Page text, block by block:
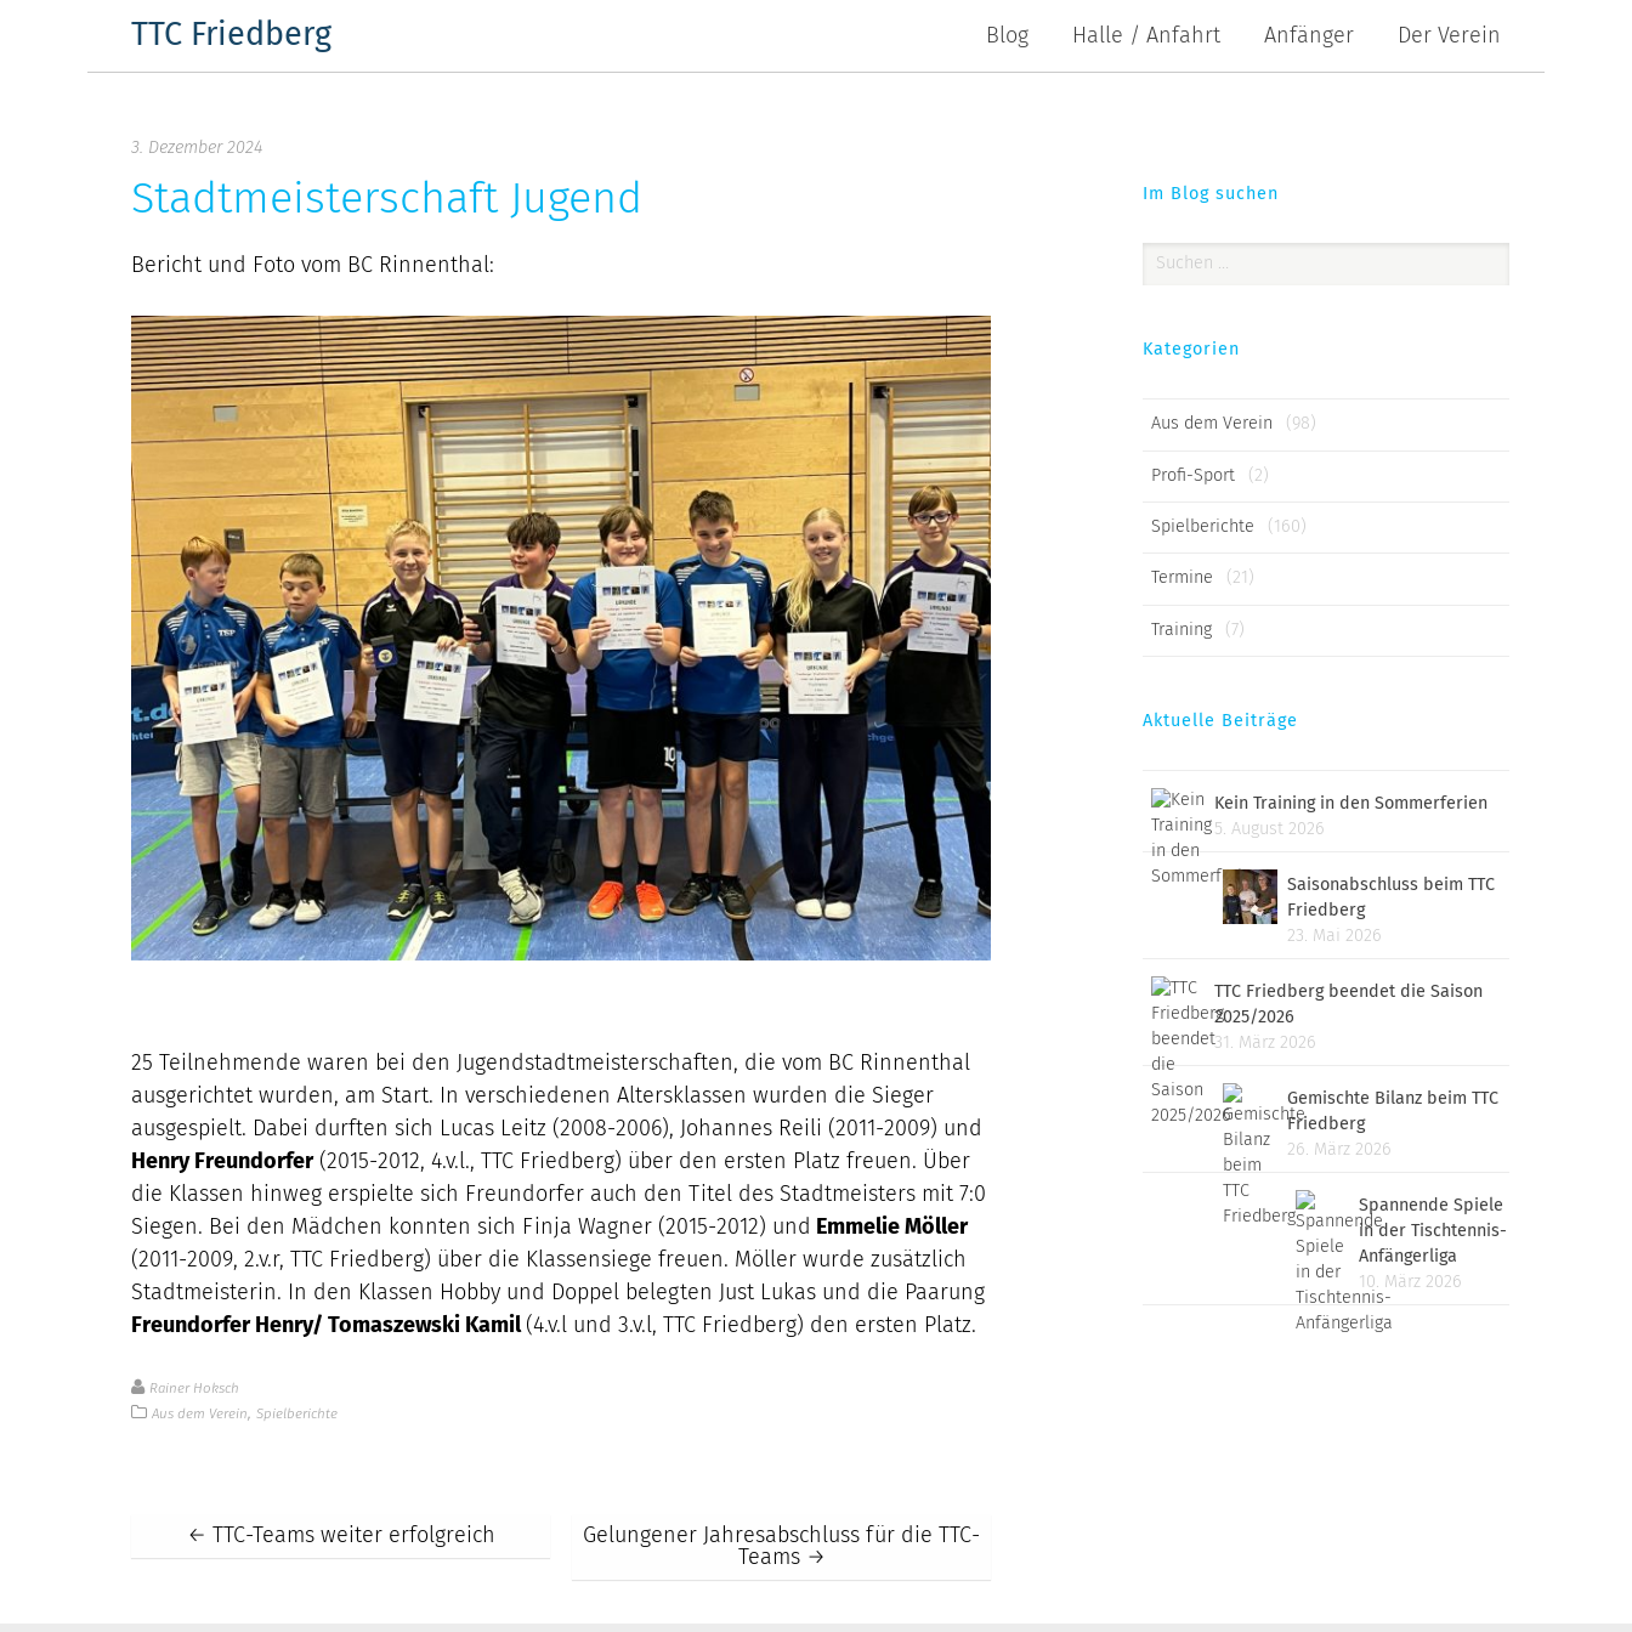
TTC Friedberg Blog Halle / Anfahrt Anfänger Der Verein
3. Dezember 2024
Stadtmeisterschaft Jugend
Bericht und Foto vom BC Rinnenthal:
25 Teilnehmende waren bei den Jugendstadtmeisterschaften, die vom BC Rinnenthal
ausgerichtet wurden, am Start. In verschiedenen Altersklassen wurden die Sieger
ausgespielt. Dabei durften sich Lucas Leitz (2008-2006), Johannes Reili (2011-2009) und
Henry Freundorfer(2015-2012, 4.v.l., TTC Friedberg) über den ersten Platz freuen. Über
die Klassen hinweg erspielte sich Freundorfer auch den Titel des Stadtmeisters mit 7:0
Siegen. Bei den Mädchen konnten sich Finja Wagner (2015-2012) und
Emmelie Möller
(2011-2009, 2.v.r, TTC Friedberg) über die Klassensiege freuen. Möller wurde zusätzlich
Stadtmeisterin. In den Klassen Hobby und Doppel belegten Just Lukas und die Paarung
Freundorfer Henry/ Tomaszewski Kamil (4.v.l und 3.v.l, TTC Friedberg) den ersten Platz.
Rainer Hoksch
Aus dem Verein, Spielberichte
Post
← TTC-Teams weiter erfolgreich
Gelungener Jahresabschluss für die TTC-
Teams →
Im Blog suchen
Suchen
Kategorien
Aus dem Verein (98)
Profi-Sport (2)
Spielberichte (160)
Termine (21)
Training (7)
Aktuelle Beiträge
Kein Training in den Sommerferien
5. August 2026
Saisonabschluss beim TTC
Friedberg
23. Mai 2026
TTC Friedberg beendet die Saison
2025/2026
31. März 2026
Gemischte Bilanz beim TTC
Friedberg
26. März 2026
Spannende Spiele
in der Tischtennis-
Anfängerliga
10. März 2026